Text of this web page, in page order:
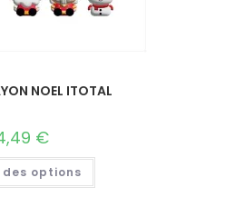
NOEL ITOTAL
€
des options